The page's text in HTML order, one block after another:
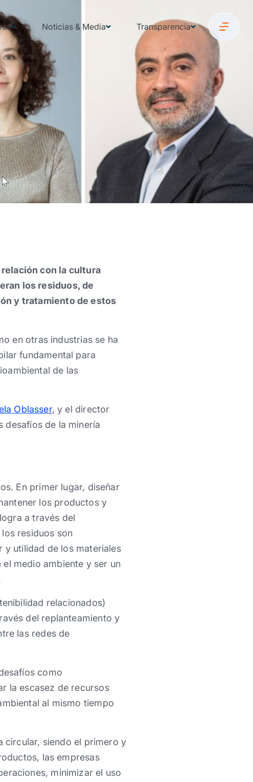
Noticias & Media Transparencia
con la cultura
los residuos, de
y tratamiento de estos
en otras industrias se ha
fundamental para
de las
Oblasser, y el director
desafíos de la minería
En primer lugar, diseñar
los productos y
a través del
residuos son
y utilidad de los materiales
medio ambiente y ser un
relacionados)
del replanteamiento y
las redes de
como
la escasez de recursos
al mismo tiempo
circular, siendo el primero y
las empresas
minimizar el uso